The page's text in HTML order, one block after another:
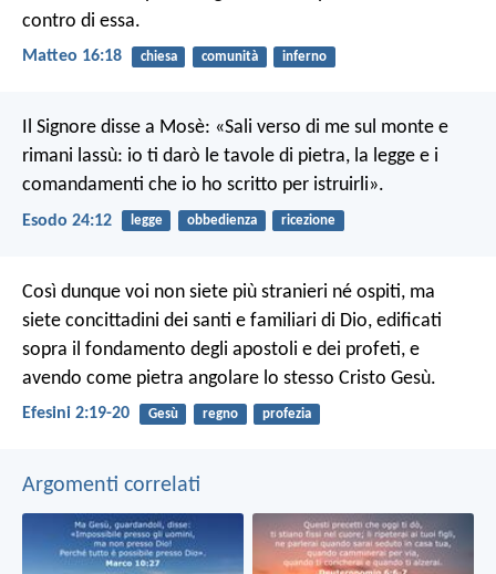
contro di essa.
Matteo 16:18 chiesa comunità inferno
Il Signore disse a Mosè: «Sali verso di me sul monte e
rimani lassù: io ti darò le tavole di pietra, la legge e i
comandamenti che io ho scritto per istruirli».
Esodo 24:12 legge obbedienza ricezione
Così dunque voi non siete più stranieri né ospiti, ma
siete concittadini dei santi e familiari di Dio, edificati
sopra il fondamento degli apostoli e dei profeti, e
avendo come pietra angolare lo stesso Cristo Gesù.
Efesini 2:19-20 Gesù regno profezia
Argomenti correlati